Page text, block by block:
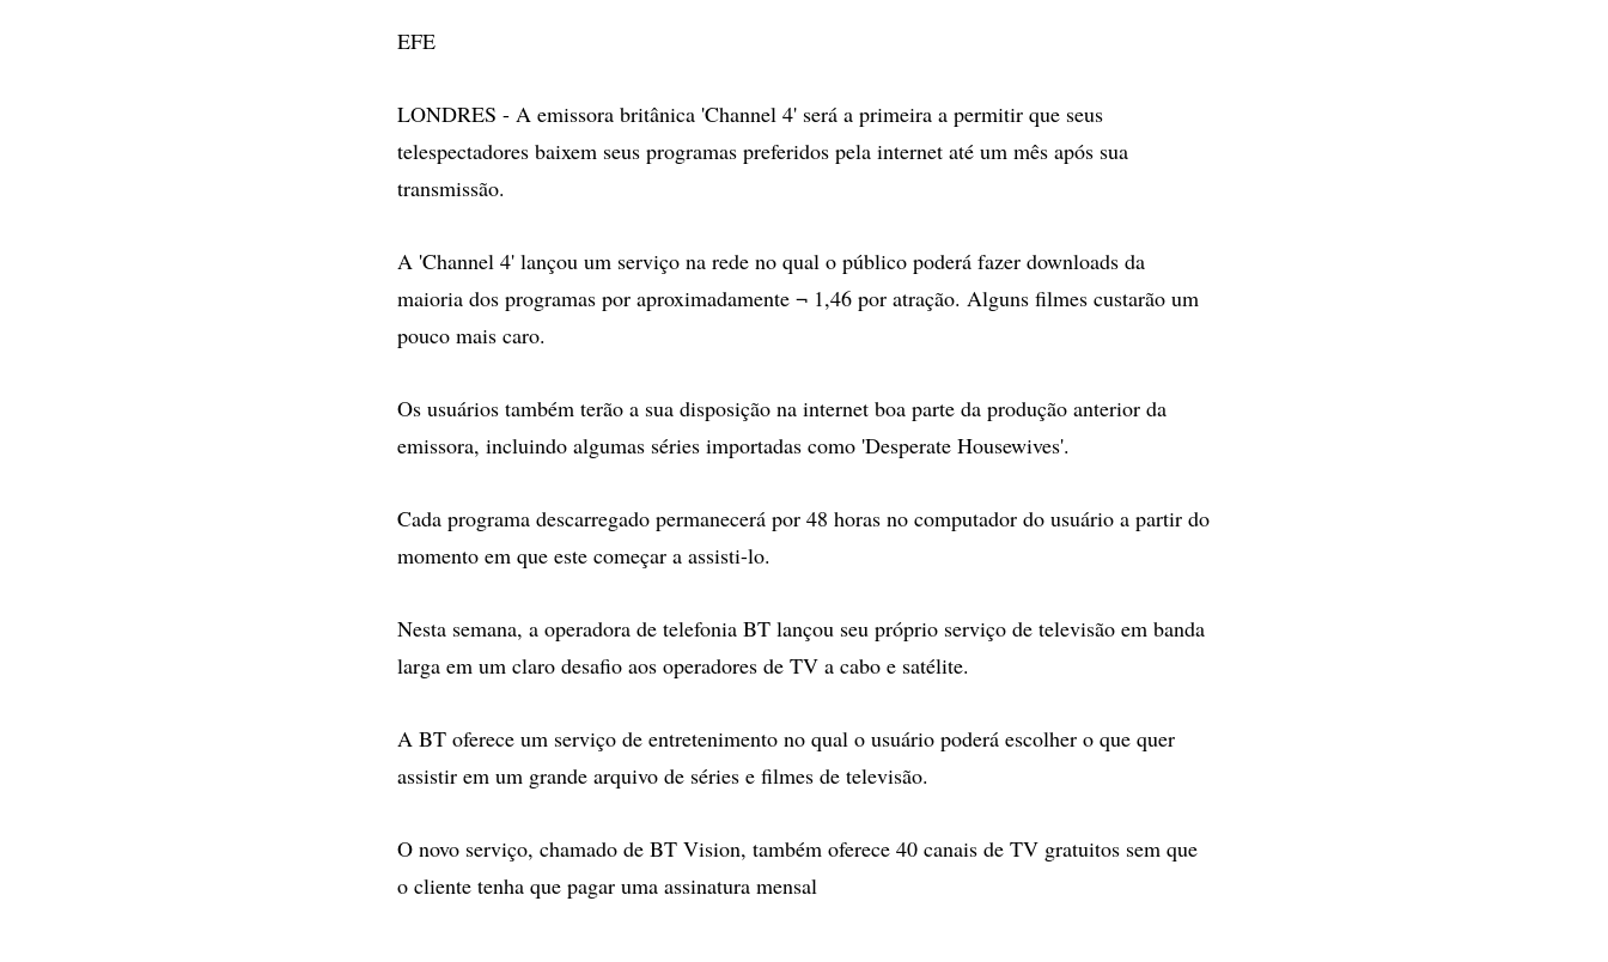
EFE
LONDRES - A emissora britânica 'Channel 4' será a primeira a permitir que seus
telespectadores baixem seus programas preferidos pela internet até um mês após sua
transmissão.
A 'Channel 4' lançou um serviço na rede no qual o público poderá fazer downloads da
maioria dos programas por aproximadamente ¬ 1,46 por atração. Alguns filmes custarão um
pouco mais caro.
Os usuários também terão a sua disposição na internet boa parte da produção anterior da
emissora, incluindo algumas séries importadas como 'Desperate Housewives'.
Cada programa descarregado permanecerá por 48 horas no computador do usuário a partir do
momento em que este começar a assisti-lo.
Nesta semana, a operadora de telefonia BT lançou seu próprio serviço de televisão em banda
larga em um claro desafio aos operadores de TV a cabo e satélite.
A BT oferece um serviço de entretenimento no qual o usuário poderá escolher o que quer
assistir em um grande arquivo de séries e filmes de televisão.
O novo serviço, chamado de BT Vision, também oferece 40 canais de TV gratuitos sem que
o cliente tenha que pagar uma assinatura mensal